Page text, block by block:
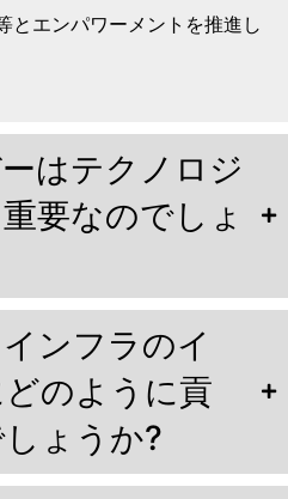
とエンパワーメントを推進し
はテクノロジ
要なのでしょ
ンフラのイ
のように貢
ょうか?